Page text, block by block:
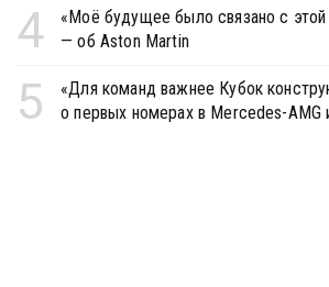
4
«Моё будущее было связано с
— об Aston Martin
5
«Для команд важнее Кубок
о первых номерах в Mercedes-AMG